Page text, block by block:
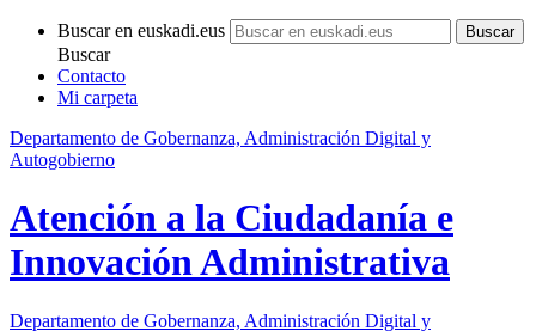
Buscar en euskadi.eus
Buscar
Contacto
Mi carpeta
Departamento de Gobernanza, Administración Digital y
Autogobierno
Atención a la Ciudadanía e
Innovación Administrativa
Departamento de Gobernanza, Administración Digital y